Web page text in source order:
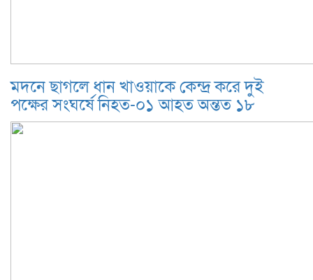
মদনে ছাগলে ধান খাওয়াকে কেন্দ্র করে দুই
পক্ষের সংঘর্ষে নিহত-০১ আহত অন্তত ১৮